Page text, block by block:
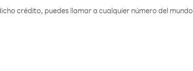
crédito, puedes llamar a cualquier número del mundo